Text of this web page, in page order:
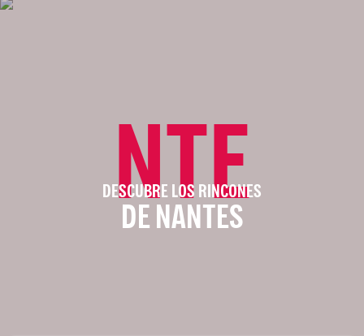
NTE
DESCUBRE LOS RINCONES
DE NANTES